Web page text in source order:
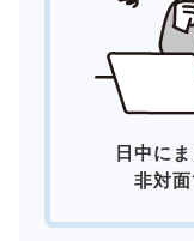
日中に
非対面